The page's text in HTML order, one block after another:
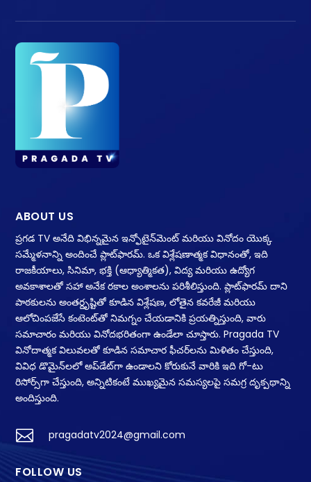
ABOUT US
ప్రగడ TV అనేది విభిన్నమైన ఇన్ఫోటైన్‌మెంట్ మరియు వినోదం యొక్క
సమ్మేళనాన్ని అందించే ప్లాట్‌ఫారమ్. ఒక విశ్లేషణాత్మక విధానంతో, ఇది
రాజకీయాలు, సినిమా, భక్తి (ఆధ్యాత్మికత), విద్య మరియు ఉద్యోగ
అవకాశాలతో సహా అనేక రకాల అంశాలను పరిశీలిస్తుంది. ప్లాట్‌ఫారమ్ దాని
పాఠకులను అంతర్దృష్టితో కూడిన విశ్లేషణ, లోతైన కవరేజీ మరియు
ఆలోచింపజేసే కంటెంట్‌తో నిమగ్నం చేయడానికి ప్రయత్నిస్తుంది, వారు
సమాచారం మరియు వినోదభరితంగా ఉండేలా చూస్తారు. Pragada TV
వినోదాత్మక విలువలతో కూడిన సమాచార ఫీచర్‌లను మిళితం చేస్తుంది,
వివిధ డొమైన్‌లలో అప్‌డేట్‌గా ఉండాలని కోరుకునే వారికి ఇది గో-టు
రిసోర్స్‌గా చేస్తుంది, అన్నిటికంటే ముఖ్యమైన సమస్యలపై సమగ్ర దృక్పథాన్ని
అందిస్తుంది.
 pragadatv2024@gmail.com
FOLLOW US